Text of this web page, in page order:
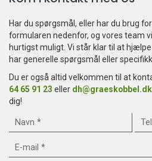
Har du spørgsmål, eller har du brug
formularen nedenfor, og vores team
hurtigst muligt. Vi står klar til at
har generelle spørgsmål eller
Du er også altid velkommen til at
64 65 91 23 eller dh@graeskobbel.dk
dig!